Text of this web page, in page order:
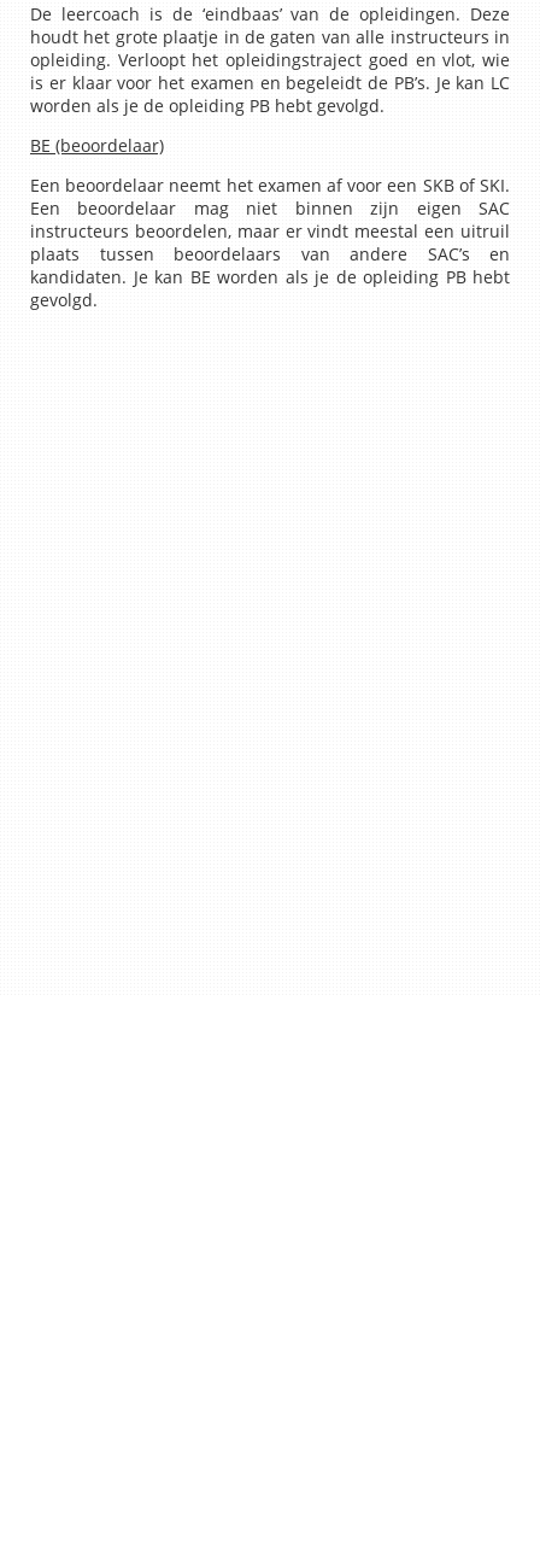
De leercoach is de ‘eindbaas’ van de opleidingen. Deze
houdt het grote plaatje in de gaten van alle instructeurs in
opleiding. Verloopt het opleidingstraject goed en vlot, wie
is er klaar voor het examen en begeleidt de PB’s. Je kan LC
worden als je de opleiding PB hebt gevolgd.
BE (beoordelaar)
Een beoordelaar neemt het examen af voor een SKB of SKI.
Een beoordelaar mag niet binnen zijn eigen SAC
instructeurs beoordelen, maar er vindt meestal een uitruil
plaats tussen beoordelaars van andere SAC’s en
kandidaten. Je kan BE worden als je de opleiding PB hebt
gevolgd.